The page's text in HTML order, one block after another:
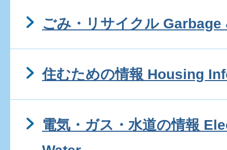
ごみ・リサイクル
住むための情報 Housing
電気・ガス・水道の情報